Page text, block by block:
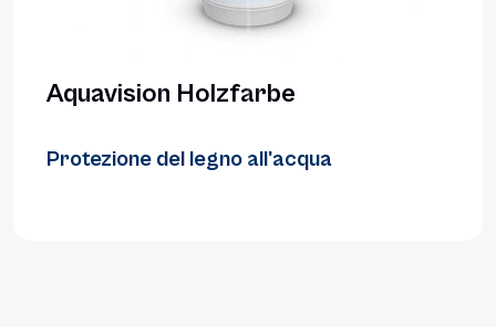
Aquavision Holzfarbe
Protezione del legno all'acqua